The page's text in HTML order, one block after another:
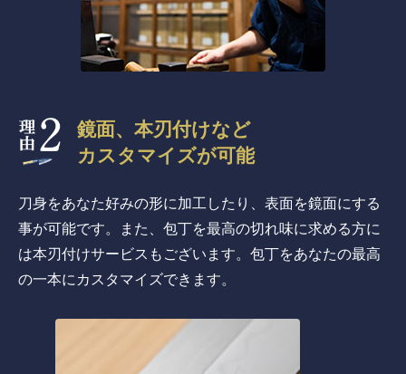
鏡面、本刃付けなど
カスタマイズが可能
刀身をあなた好みの形に加工したり、表面を鏡面にする
事が可能です。また、包丁を最高の切れ味に求める方に
は本刃付けサービスもございます。包丁をあなたの最高
の一本にカスタマイズできます。